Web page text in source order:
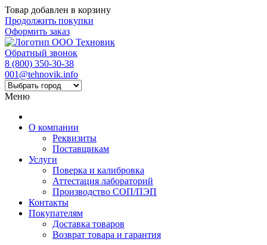
Товар добавлен в корзину
Продолжить покупки
Оформить заказ
Обратный звонок
8 (800) 350-30-38
001@tehnovik.info
Меню
О компании
Реквизиты
Поставщикам
Услуги
Поверка и калибровка
Аттестация лабораторий
Производство СОП/ПЭП
Контакты
Покупателям
Доставка товаров
Возврат товара и гарантия